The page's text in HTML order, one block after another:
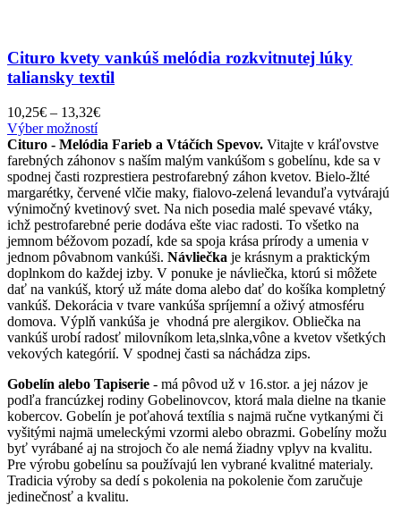
Cituro kvety vankúš melódia rozkvitnutej lúky
taliansky textil
10,25€ – 13,32€Price
10,25€
through
13,32€
Výber možnostíTento
produkt
má
viacero
variantov.
Možnosti
si
môžete
vybrať
na
stránke
produktu.
Cituro - Melódia Farieb a Vtáčích Spevov. Vitajte v kráľovstve
farebných záhonov s naším malým vankúšom s gobelínu, kde sa v
spodnej časti rozprestiera pestrofarebný záhon kvetov. Bielo-žlté
margarétky, červené vlčie maky, fialovo-zelená levanduľa vytvárajú
výnimočný kvetinový svet. Na nich posedia malé spevavé vtáky,
ichž pestrofarebné perie dodáva ešte viac radosti. To všetko na
jemnom béžovom pozadí, kde sa spoja krása prírody a umenia v
jednom pôvabnom vankúši. Návliečka je krásnym a praktickým
doplnkom do každej izby. V ponuke je návliečka, ktorú si môžete
dať na vankúš, ktorý už máte doma alebo dať do košíka kompletný
vankúš. Dekorácia v tvare vankúša spríjemní a oživý atmosféru
domova. Výplň vankúša je vhodná pre alergikov. Obliečka na
vankúš urobí radosť milovníkom leta,slnka,vône a kvetov všetkých
vekových kategórií. V spodnej časti sa náchádza zips.
Gobelín alebo Tapiserie - má pôvod už v 16.stor. a jej názov je
podľa francúzkej rodiny Gobelinovcov, ktorá mala dielne na tkanie
kobercov. Gobelín je poťahová textília s najmä ručne vytkanými či
vyšitými najmä umeleckými vzormi alebo obrazmi. Gobelíny možu
byť vyrábané aj na strojoch čo ale nemá žiadny vplyv na kvalitu.
Pre výrobu gobelínu sa používajú len vybrané kvalitné materialy.
Tradicia výroby sa dedí s pokolenia na pokolenie čom zaručuje
jedinečnosť a kvalitu.